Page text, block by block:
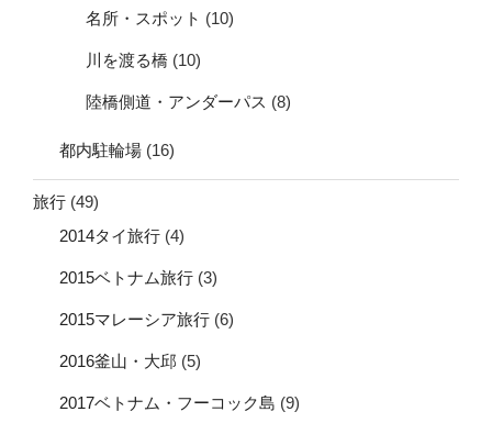
名所・スポット (10)
川を渡る橋 (10)
陸橋側道・アンダーパス (8)
都内駐輪場 (16)
旅行 (49)
2014タイ旅行 (4)
2015ベトナム旅行 (3)
2015マレーシア旅行 (6)
2016釜山・大邱 (5)
2017ベトナム・フーコック島 (9)